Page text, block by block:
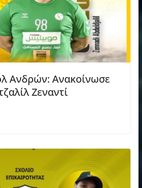
Ανδρών: Ανακοίνωσε
Ζεναντί